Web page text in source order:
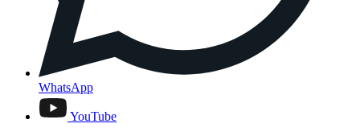
WhatsApp
YouTube